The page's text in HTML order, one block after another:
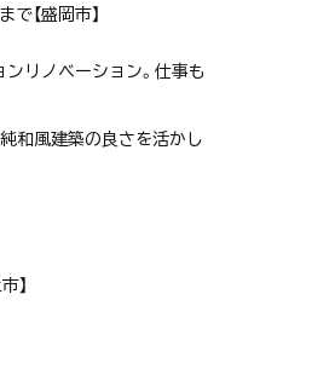
【盛岡市】
ンリノベーション。仕事も
純和風建築の良さを活かし
】